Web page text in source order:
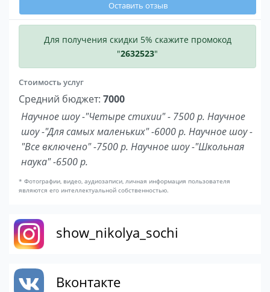
Оставить отзыв
Для получения скидки 5% скажите промокод
"2632523"
Стоимость услуг
Средний бюджет: 7000
Научное шоу -"Четыре стихии" - 7500 р. Научное
шоу -"Для самых маленьких" -6000 р. Научное шоу -
"Все включено" -7500 р. Научное шоу -"Школьная
наука" -6500 р.
* Фотографии, видео, аудиозаписи, личная информация пользователя
являются его интеллектуальной собственностью.
show_nikolya_sochi
Вконтакте